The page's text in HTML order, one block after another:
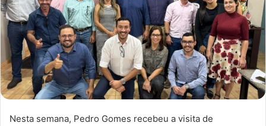
Nesta semana, Pedro Gomes recebeu a visita de